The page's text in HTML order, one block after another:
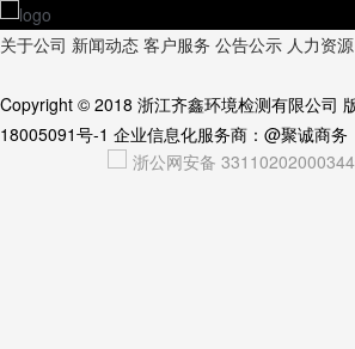
关于公司 新闻动态 客户服务 公告公示 人力资源
Copyright © 2018 浙江齐鑫环境检测有限公司
18005091号-1 企业信息化服务商： @聚诚商务
浙公网安备